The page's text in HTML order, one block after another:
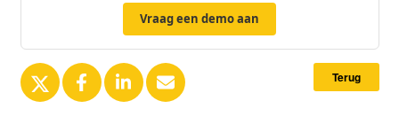
Vraag een demo aan
Terug